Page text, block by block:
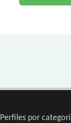
Perfiles por